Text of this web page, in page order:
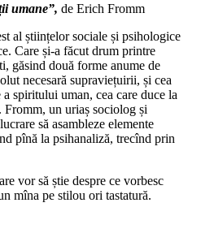
umane”, de Erich Fromm
al științelor sociale și psihologice
Care și-a făcut drum printre
găsind două forme anume de
necesară supraviețuirii, și cea
spiritului uman, cea care duce la
Fromm, un uriaș sociolog și
să asambleze elemente
pînă la psihanaliză, trecînd prin
vor să știe despre ce vorbesc
mîna pe stilou ori tastatură.